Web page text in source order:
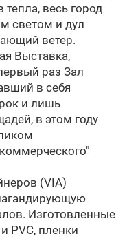
весь город
светом и дул
ветер.
Выставка,
раз Зал
в себя
и лишь
в этом году
(VIA)
Изготовленные
PVC, пленки